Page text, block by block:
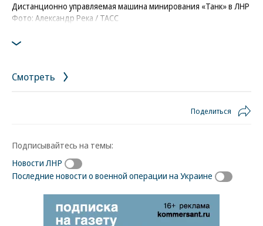
Дистанционно управляемая машина минирования «Танк» в ЛНР
Фото: Александр Река / ТАСС
Смотреть
Поделиться
Подписывайтесь на темы:
Новости ЛНР
Последние новости о военной операции на Украине